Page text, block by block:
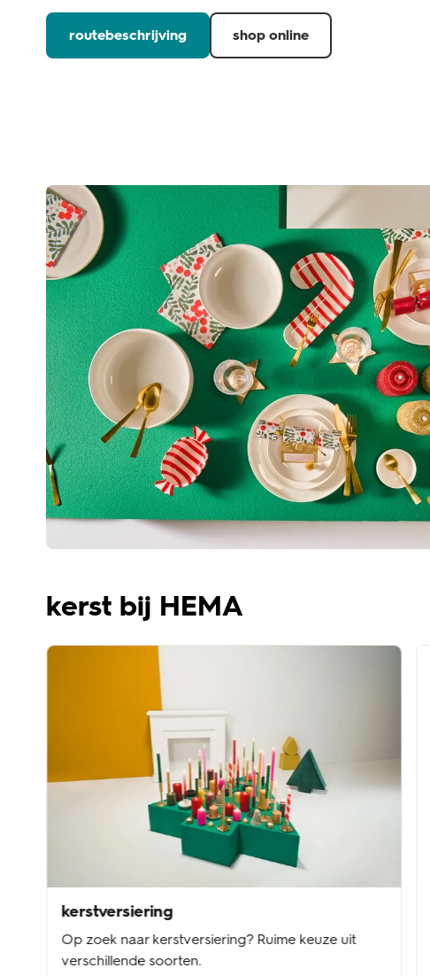
routebeschrijving shop online
kerst bij HEMA
kerstversiering
Op zoek naar kerstversiering? Ruime keuze uit
verschillende soorten.